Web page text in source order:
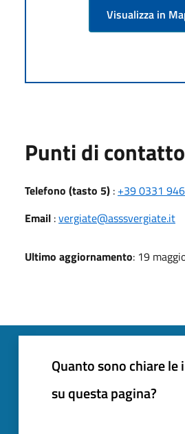
Visualizza in
Punti di contatto
Telefono (tasto 5) : +39 0331
Email :vergiate@asssvergiate.it
Ultimo aggiornamento: 19
Quanto sono chiare
su questa pagina?